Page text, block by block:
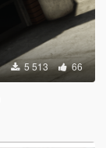
5 513 66